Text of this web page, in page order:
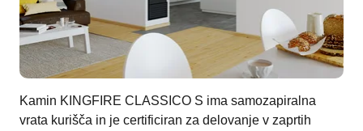
Kamin KINGFIRE CLASSICO S ima samozapiralna
vrata kurišča in je certificiran za delovanje v zaprtih